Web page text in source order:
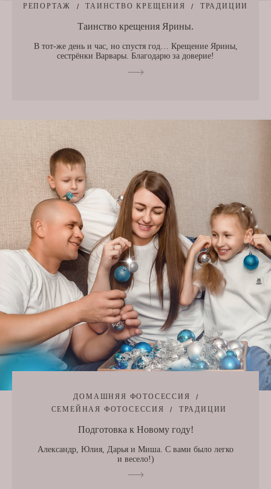
РЕПОРТАЖ ТАИНСТВО КРЕЩЕНИЯ ТРАДИЦИИ
Таинство крещения Ярины.
В тот-же день и час, но спустя год… Крещение Ярины,
сестрёнки Варвары. Благодарю за доверие!
ДОМАШНЯЯ ФОТОСЕССИЯ
СЕМЕЙНАЯ ФОТОСЕССИЯ
ТРАДИЦИИ
Подготовка к Новому году!
Александр, Юлия, Дарья и Миша. С вами было легко
и весело!)